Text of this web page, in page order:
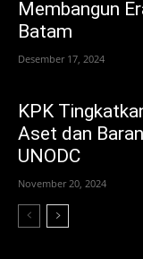
Membangun
Batam
Desember 17, 2024
KPK
Aset dan
UNODC
November 20, 2024